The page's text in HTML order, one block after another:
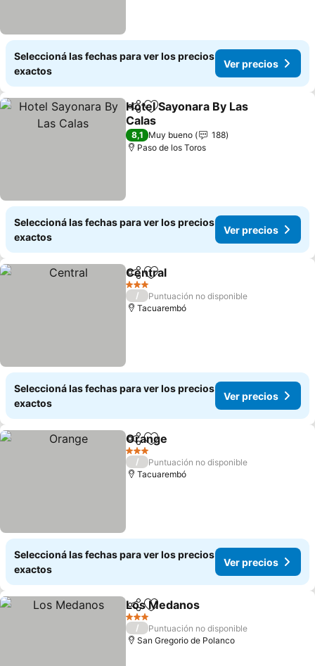
Seleccioná las fechas para ver los precios
exactos
Ver precios
CompartirAñadir a favoritos
Hotel Sayonara By Las
Calas
Ver precios
8,1 Muy bueno
188
Paso de los Toros
Seleccioná las fechas para ver los precios
exactos
Ver precios
CompartirAñadir a favoritos
Central
3 Estrellas
/
Puntuación no disponible
Tacuarembó
Seleccioná las fechas para ver los precios
exactos
Ver precios
CompartirAñadir a favoritos
Orange
3 Estrellas
/
Puntuación no disponible
Tacuarembó
Seleccioná las fechas para ver los precios
exactos
Ver precios
CompartirAñadir a favoritos
Los Medanos
3 Estrellas
/
Puntuación no disponible
San Gregorio de Polanco